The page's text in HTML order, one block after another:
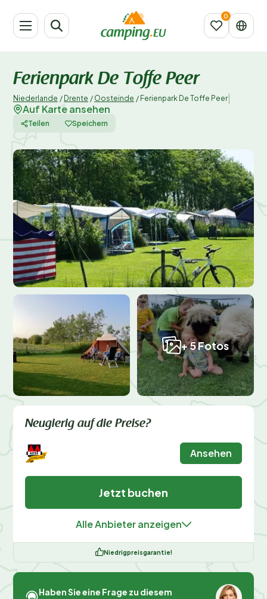
Ferienpark De Toffe Peer
Niederlande / Drente / Oosteinde / Ferienpark De Toffe Peer
Auf Karte ansehen
Teilen Speichern
+ 5 Fotos
Neugierig auf die Preise?
Ansehen
Jetzt buchen
Alle Anbieter anzeigen
Niedrigpreisgarantie!
Haben Sie eine Frage zu diesem